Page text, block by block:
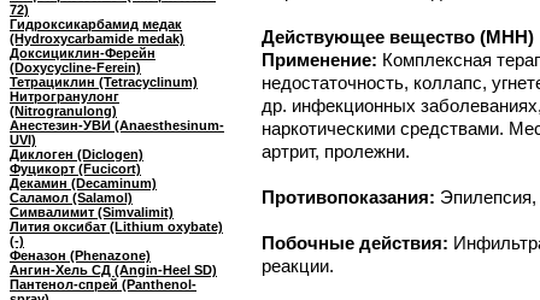
72)
Гидроксикарбамид медак
(Hydroxycarbamide medak)
Доксициклин-Ферейн
(Doxycyclinе-Ferein)
Тетрациклин (Tetracyclinum)
Нитрогранулонг
(Nitrogranulong)
Анестезин-УВИ (Anaesthesinum-
UVI)
Диклоген (Diclogen)
Фуцикорт (Fucicort)
Декамин (Decaminum)
Саламол (Salamol)
Симвалимит (Simvalimit)
Лития оксибат (Lithium oxybate)
(-)
Феназон (Phenazone)
Ангин-Хель СД (Angin-Heel SD)
Пантенол-спрей (Panthenol-
Действующее вещество (МНН)
Применение: Комплексная
недостаточность, коллапс,
др. инфекционных
наркотическими средствами.
артрит, пролежни.
Противопоказания:
Побочные действия:
реакции.